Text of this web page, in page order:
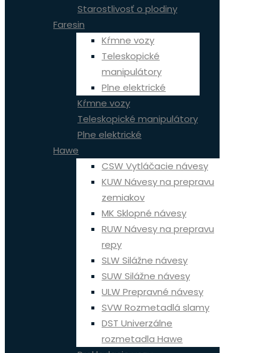
Starostlivosť o plodiny
Faresin
Kŕmne vozy
Teleskopické
manipulátory
Plne elektrické
Kŕmne vozy
Teleskopické manipulátory
Plne elektrické
Hawe
CSW Vytláčacie návesy
KUW Návesy na prepravu
zemiakov
MK Sklopné návesy
RUW Návesy na prepravu
repy
SLW Silážne návesy
SUW Silážne návesy
ULW Prepravné návesy
SVW Rozmetadlá slamy
DST Univerzálne
rozmetadla Hawe